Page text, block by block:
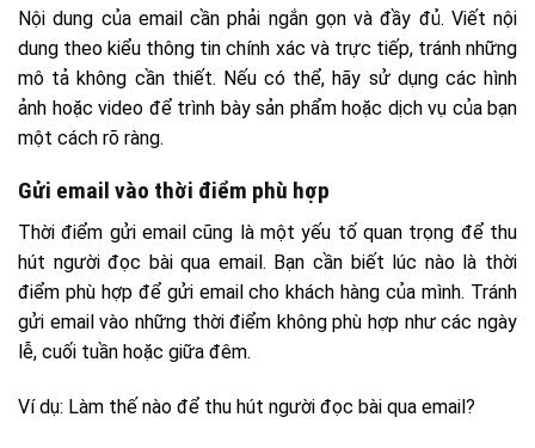
Nội dung của email cần phải ngắn gọn và đầy đủ. Viết nội
dung theo kiểu thông tin chính xác và trực tiếp, tránh những
mô tả không cần thiết. Nếu có thể, hãy sử dụng các hình
ảnh hoặc video để trình bày sản phẩm hoặc dịch vụ của bạn
một cách rõ ràng.
Gửi email vào thời điểm phù hợp
Thời điểm gửi email cũng là một yếu tố quan trọng để thu
hút người đọc bài qua email. Bạn cần biết lúc nào là thời
điểm phù hợp để gửi email cho khách hàng của mình. Tránh
gửi email vào những thời điểm không phù hợp như các ngày
lễ, cuối tuần hoặc giữa đêm.
Ví dụ: Làm thế nào để thu hút người đọc bài qua email?